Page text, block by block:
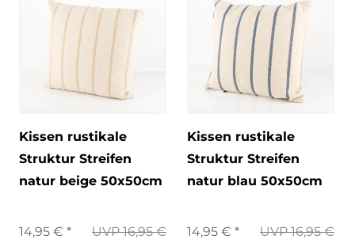
Kissen rustikale
Struktur Streifen
natur beige 50x50cm
UVP 16,95 €
14,95 € *
Kissen rustikale
Struktur Streifen
natur blau 50x50cm
UVP 16,95 €
14,95 € *